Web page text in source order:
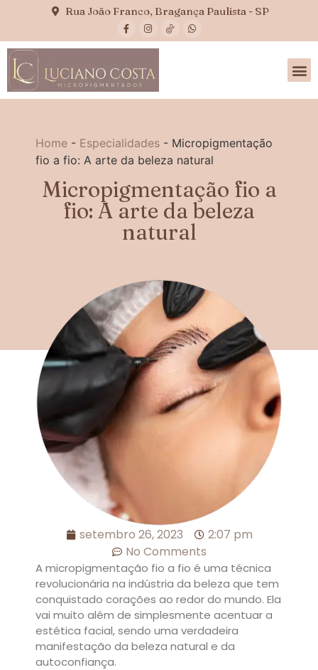
Rua João Franco, Bragança Paulista - SP
Home - Especialidades - Micropigmentação
fio a fio: A arte da beleza natural
Micropigmentação fio a
fio: A arte da beleza
natural
setembro 26, 2023
2:07 pm
No Comments
A micropigmentação fio a fio é uma técnica
revolucionária na indústria da beleza que tem
conquistado corações ao redor do mundo. Ela
vai muito além de simplesmente acentuar a
estética facial, sendo uma verdadeira
manifestação da beleza natural e da
autoconfiança.